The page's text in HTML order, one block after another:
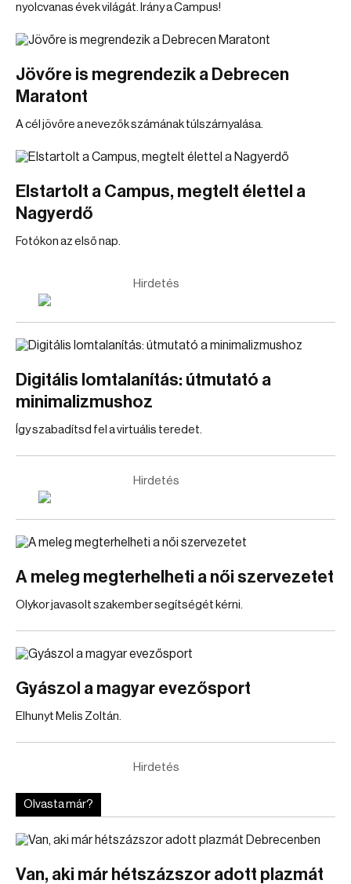
nyolcvanas évek világát. Irány a Campus!
Jövőre is megrendezik a Debrecen
Maratont
A cél jövőre a nevezők számának túlszárnyalása.
Elstartolt a Campus, megtelt élettel a
Nagyerdő
Fotókon az első nap.
Hirdetés
Digitális lomtalanítás: útmutató a
minimalizmushoz
Így szabadítsd fel a virtuális teredet.
Hirdetés
A meleg megterhelheti a női szervezetet
Olykor javasolt szakember segítségét kérni.
Gyászol a magyar evezősport
Elhunyt Melis Zoltán.
Hirdetés
Olvasta már?
Van, aki már hétszázszor adott plazmát